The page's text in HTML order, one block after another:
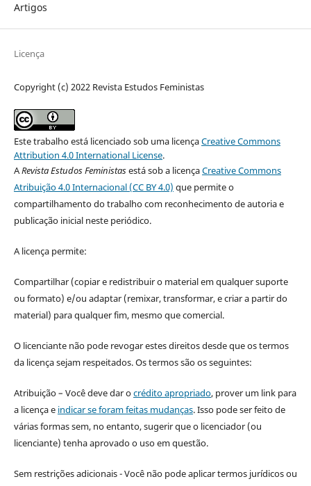
Artigos
Licença
Copyright (c) 2022 Revista Estudos Feministas
Este trabalho está licenciado sob uma licençaCreative Commons
Attribution 4.0 International License.
ARevista Estudos Feministasestá sob a licençaCreative Commons
Atribuição 4.0 Internacional (CC BY 4.0) que permite o
compartilhamento do trabalho com reconhecimento de autoria e
publicação inicial neste periódico.
A licença permite:
Compartilhar (copiar e redistribuir o material em qualquer suporte
ou formato) e/ou adaptar (remixar, transformar, e criar a partir do
material) para qualquer fim, mesmo que comercial.
O licenciante não pode revogar estes direitos desde que os termos
da licença sejam respeitados. Os termos são os seguintes:
Atribuição – Você deve dar ocrédito apropriado, prover um link para
a licença e indicar se foram feitas mudanças. Isso pode ser feito de
várias formas sem, no entanto, sugerir que o licenciador (ou
licenciante) tenha aprovado o uso em questão.
Sem restrições adicionais - Você não pode aplicar termos jurídicos ou